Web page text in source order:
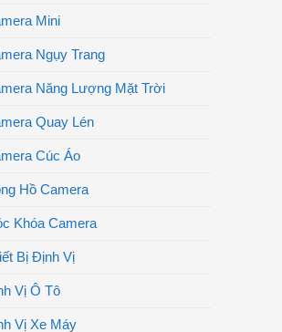
Mini
Ngụy Trang
Năng Lượng Mặt Trời
Quay Lén
Cúc Áo
Hồ Camera
Khóa Camera
Bị Định Vị
Vị Ô Tô
Vị Xe Máy